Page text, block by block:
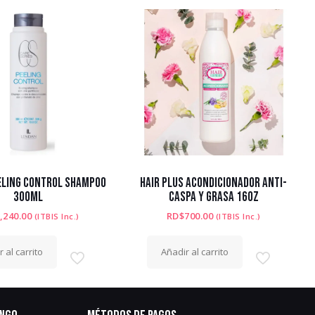
CONTROL SHAMPOO
300ML
(ITBIS Inc.)
al carrito
HAIR PLUS ACONDICIONADOR ANTI-
CASPA Y GRASA 16OZ
RD$700.00 (ITBIS Inc.)
Añadir al carrito